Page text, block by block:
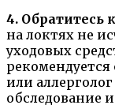
4. Обратитесь
на локтях не
уходовых
рекомендуется
или
обследование